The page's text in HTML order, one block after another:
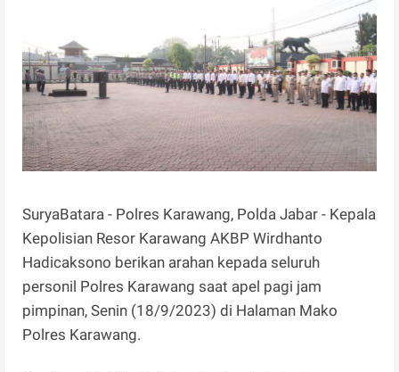
SuryaBatara - Polres Karawang, Polda Jabar - Kepala
Kepolisian Resor Karawang AKBP Wirdhanto
Hadicaksono berikan arahan kepada seluruh
personil Polres Karawang saat apel pagi jam
pimpinan, Senin (18/9/2023) di Halaman Mako
Polres Karawang.